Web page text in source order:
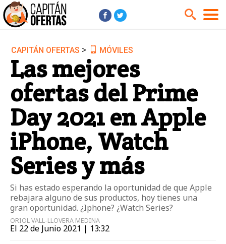
Audio y Música
Cámaras
Cine y Series
Coches
Deportes
Financiero
Hogar
Hoteles
Jardín
Juguetes
Libros
Moda él
Moda ella
Motos
Móviles
Niños
Ordenadores
Tablets
Tecnología
TV
Videojuegos
CAPITÁN OFERTAS > MÓVILES
Las mejores
ofertas del Prime
Day 2021 en Apple
iPhone, Watch
Series y más
Si has estado esperando la oportunidad de que Apple
rebajara alguno de sus productos, hoy tienes una
gran oportunidad. ¿Iphone? ¿Watch Series?
ORIOL VALL-LLOVERA MEDINA
El 22 de Junio 2021 | 13:32